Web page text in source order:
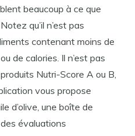
beaucoup à ce que
qu’il n’est pas
contenant moins de
de calories. Il n’est pas
produits Nutri-Score A ou B,
vous propose
d’olive, une boîte de
évaluations